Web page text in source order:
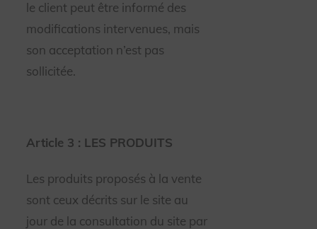
le client peut être informé des
modifications intervenues, mais
son acceptation n’est pas
sollicitée.
Article 3 : LES PRODUITS
Les produits proposés à la vente
sont ceux décrits sur le site au
jour de la consultation du site par